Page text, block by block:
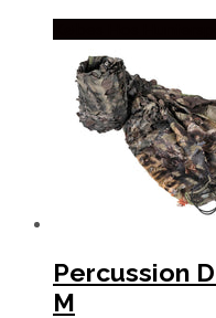
Percussion
M